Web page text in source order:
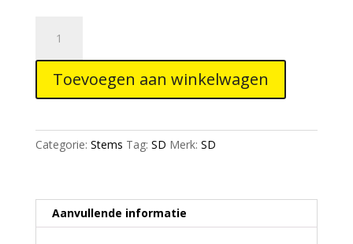
Stem
Spacer
bulk
10x
Black
aantal
Toevoegen aan winkelwagen
Categorie: Stems Tag: SD Merk: SD
Aanvullende informatie